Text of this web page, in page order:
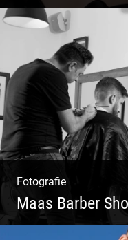
Fotografie
Maas Barber